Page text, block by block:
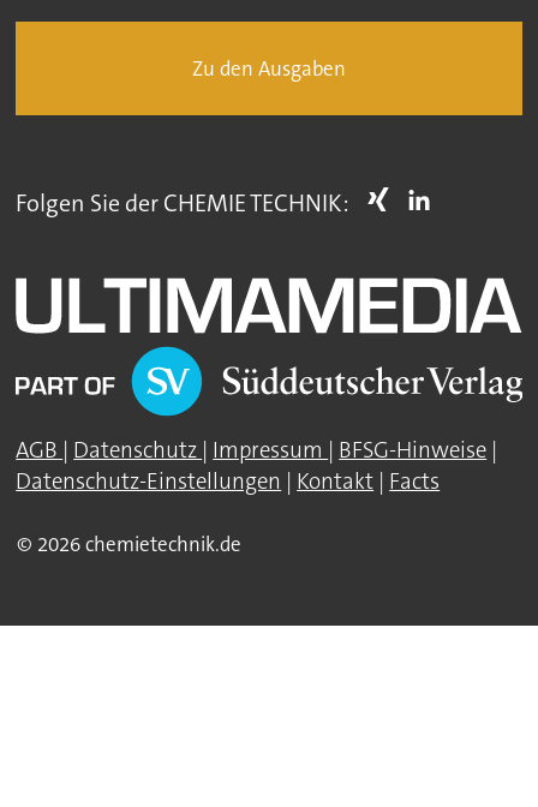
Zu den Ausgaben
Folgen Sie der CHEMIE TECHNIK:
AGB | Datenschutz | Impressum | BFSG-Hinweise |
Datenschutz-Einstellungen | Kontakt | Facts
© 2026 chemietechnik.de